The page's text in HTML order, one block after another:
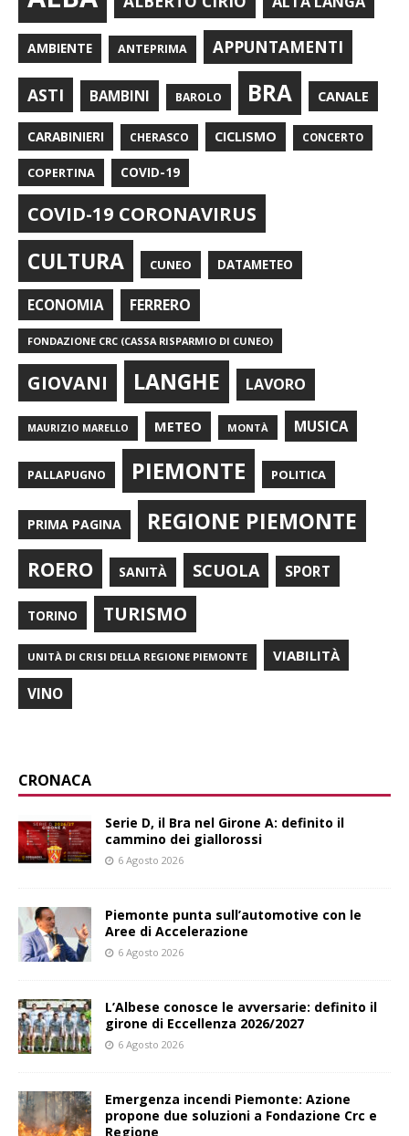
AMBIENTE ANTEPRIMA APPUNTAMENTI
ASTI BAMBINI BAROLO BRA CANALE
CARABINIERI CHERASCO CICLISMO CONCERTO
COPERTINA COVID-19
COVID-19 CORONAVIRUS
CULTURA CUNEO DATAMETEO
ECONOMIA FERRERO
FONDAZIONE CRC (CASSA RISPARMIO DI CUNEO)
GIOVANI LANGHE LAVORO
MAURIZIO MARELLO METEO MONTÀ MUSICA
PALLAPUGNO PIEMONTE POLITICA
PRIMA PAGINA REGIONE PIEMONTE
ROERO SANITÀ SCUOLA SPORT
TORINO TURISMO
UNITÀ DI CRISI DELLA REGIONE PIEMONTE VIABILITÀ
VINO
CRONACA
Serie D, il Bra nel Girone A: definito il
cammino dei giallorossi
6 Agosto 2026
Piemonte punta sull’automotive con le
Aree di Accelerazione
6 Agosto 2026
L’Albese conosce le avversarie: definito il
girone di Eccellenza 2026/2027
6 Agosto 2026
Emergenza incendi Piemonte: Azione
propone due soluzioni a Fondazione Crc e
Regione